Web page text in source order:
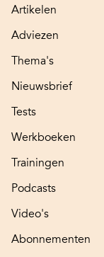
Artikelen
Adviezen
Thema's
Nieuwsbrief
Tests
Werkboeken
Trainingen
Podcasts
Video's
Abonnementen